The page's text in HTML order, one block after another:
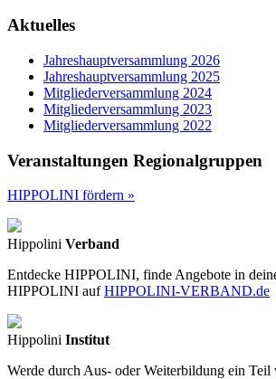
Aktuelles
Jahreshauptversammlung 2026
Jahreshauptversammlung 2025
Mitgliederversammlung 2024
Mitgliederversammlung 2023
Mitgliederversammlung 2022
Veranstaltungen Regionalgruppen
HIPPOLINI fördern »
Hippolini Verband
Entdecke HIPPOLINI, finde Angebote in
HIPPOLINI aufHIPPOLINI-VERBAND.de
Hippolini Institut
Werde durch Aus- oder Weiterbildung ein